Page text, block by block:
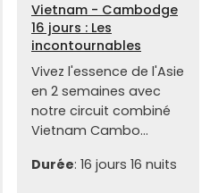
Vietnam - Cambodge
16 jours : Les
incontournables
Vivez l'essence de l'Asie
en 2 semaines avec
notre circuit combiné
Vietnam Cambo...
Durée: 16 jours 16 nuits